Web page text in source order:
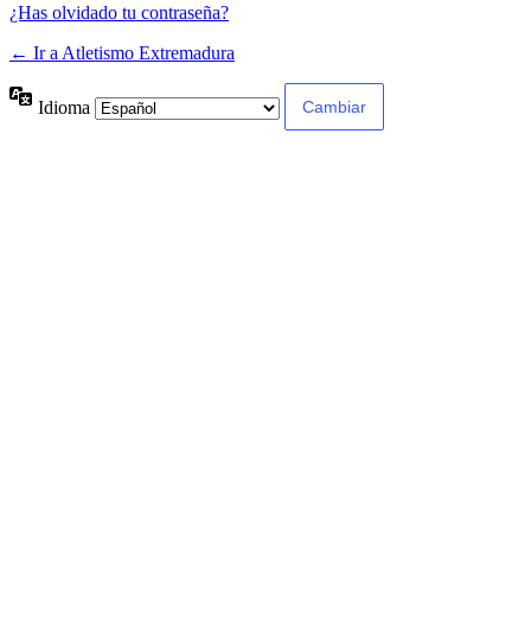
¿Has olvidado tu contraseña?
← Ir a Atletismo Extremadura
Idioma